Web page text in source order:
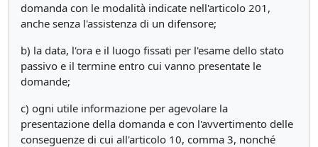
domanda con le modalità indicate nell'articolo 201,
anche senza l'assistenza di un difensore;
b) la data, l'ora e il luogo fissati per l'esame dello stato
passivo e il termine entro cui vanno presentate le
domande;
c) ogni utile informazione per agevolare la
presentazione della domanda e con l'avvertimento delle
conseguenze di cui all'articolo 10, comma 3, nonché